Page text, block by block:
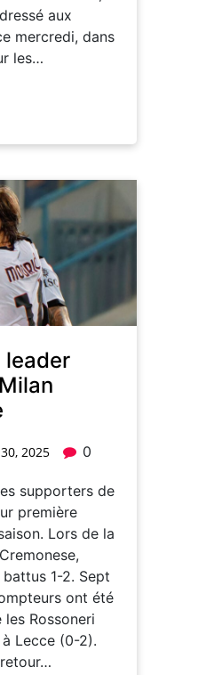
aux
mercredi, dans
les…
leader
2025 0
supporters de
première
Lors de la
1-2. Sept
ont été
Rossoneri
Lecce (0-2).